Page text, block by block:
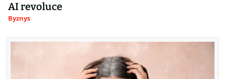
AI revoluce
Byznys